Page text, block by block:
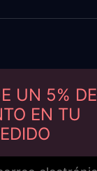
UN 5% DE
EN TU